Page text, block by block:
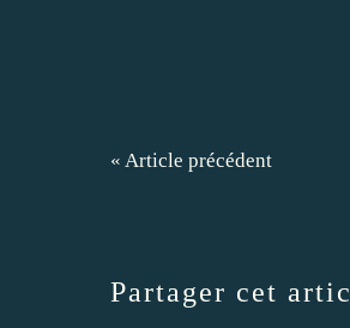
« Article précédent
Partager cet